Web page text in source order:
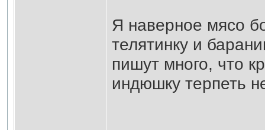
Я наверное мясо
телятинку и
пишут много, что
индюшку терпеть